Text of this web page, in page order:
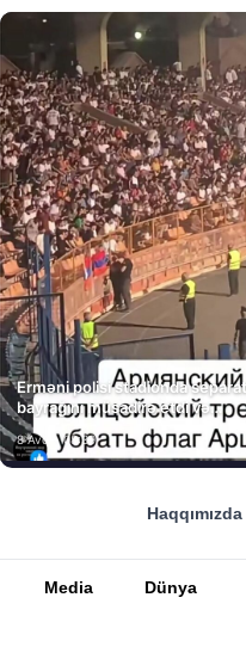
Erməni polisi stadionda
bayrağını müsadirə etdi və…
8 Avq • 08:39
Haqqımızda
Media Dünya